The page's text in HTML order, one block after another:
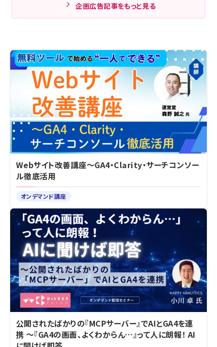
企画広告記事をもっと見る
Webサイト改善講座～GA4・Clarity・サーチコンソー
ル徹底活用
オンデマンド講座
公開されたばかりの『MCPサーバー』でAIとGA4を連
携 ～『GA4の画面、よくわからん…』って人に朗報！ AI